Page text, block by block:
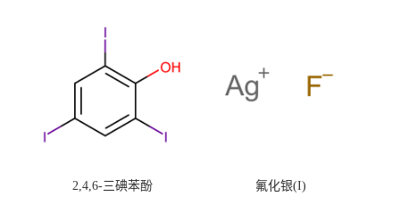
2,4,6-三碘苯酚 氟化银(I)